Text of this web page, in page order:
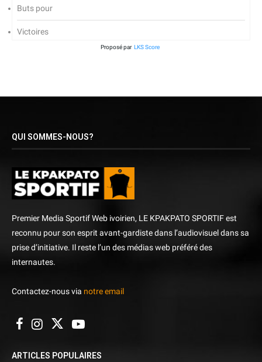
Buts pour
Victoires
Proposé par LKS Score
QUI SOMMES-NOUS?
Premier Media Sportif Web ivoirien, LE KPAKPATO SPORTIF est
reconnu pour son esprit avant-gardiste dans l’audiovisuel dans sa
prise d’initiative. Il reste l’un des médias web préféré des
internautes.
Contactez-nous via notre email
ARTICLES POPULAIRES